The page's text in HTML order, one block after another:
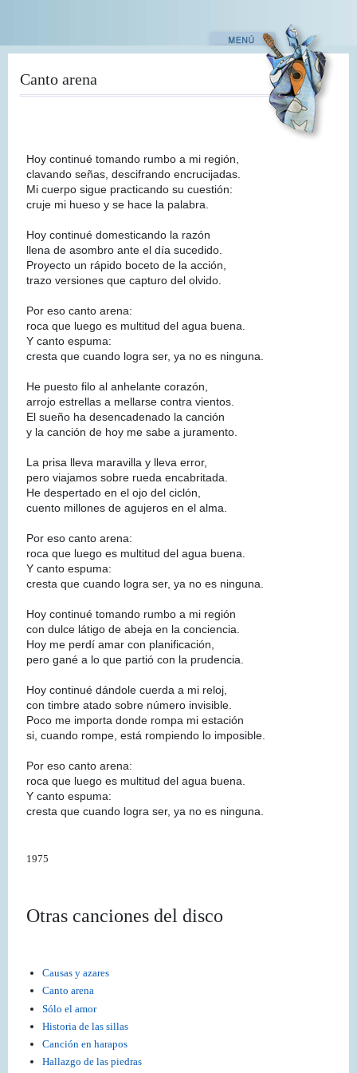
contenido
Canto arena
Otras canciones del disco
Causas y azares
Canto arena
Sólo el amor
Historia de las sillas
Canción en harapos
Hallazgo de las piedras
Hoy continué tomando rumbo a mi región,
clavando señas, descifrando encrucijadas.
Mi cuerpo sigue practicando su cuestión:
cruje mi hueso y se hace la palabra.
Hoy continué domesticando la razón
llena de asombro ante el día sucedido.
Proyecto un rápido boceto de la acción,
trazo versiones que capturo del olvido.
Por eso canto arena:
roca que luego es multitud del agua buena.
Y canto espuma:
cresta que cuando logra ser, ya no es ninguna.
He puesto filo al anhelante corazón,
arrojo estrellas a mellarse contra vientos.
El sueño ha desencadenado la canción
y la canción de hoy me sabe a juramento.
La prisa lleva maravilla y lleva error,
pero viajamos sobre rueda encabritada.
He despertado en el ojo del ciclón,
cuento millones de agujeros en el alma.
Por eso canto arena:
roca que luego es multitud del agua buena.
Y canto espuma:
cresta que cuando logra ser, ya no es ninguna.
Hoy continué tomando rumbo a mi región
con dulce látigo de abeja en la conciencia.
Hoy me perdí amar con planificación,
pero gané a lo que partió con la prudencia.
Hoy continué dándole cuerda a mi reloj,
con timbre atado sobre número invisible.
Poco me importa donde rompa mi estación
si, cuando rompe, está rompiendo lo imposible.
Por eso canto arena:
roca que luego es multitud del agua buena.
Y canto espuma:
cresta que cuando logra ser, ya no es ninguna.
1975